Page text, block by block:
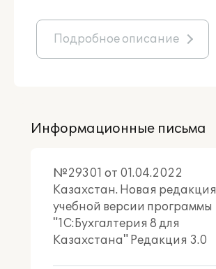
Подробное описание
Информационные письма
№29301 от 01.04.2022
Казахстан. Новая редакция
учебной версии программы
"1С:Бухгалтерия 8 для
Казахстана" Редакция 3.0